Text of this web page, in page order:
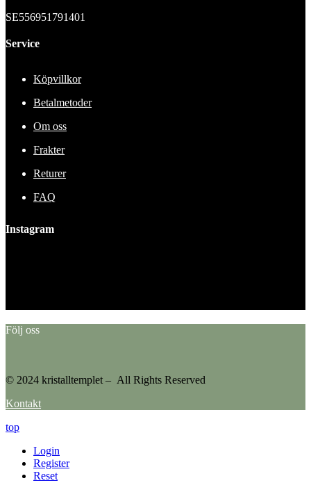
SE556951791401
Service
Köpvillkor
Betalmetoder
Om oss
Frakter
Returer
FAQ
Instagram
Följ oss
© 2024 kristalltemplet – All Rights Reserved
Kontakt
top
Login
Register
Reset